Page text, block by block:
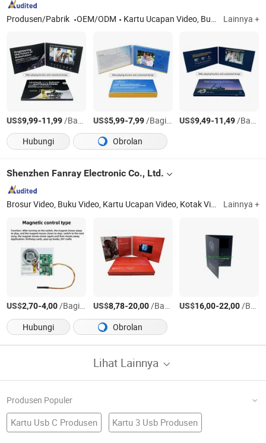
Produsen/Pabrik OEM/ODM Kartu Ucapan Video, Buku Video Digital, Kartu Ucapan LCD, Kartu Undangan Pernikahan, Kotak Video & Hadiah Lainnya +
US$9,99-11,99/Bagian US$5,99-7,99/Bagian US$9,49-11,49/Bagian
Hubungi
Obrolan
Shenzhen Fanray Electronic Co., Ltd.
Brosur Video, Buku Video, Kartu Ucapan Video, Kotak Video, Folder Video, Kartu Undangan Video, Pemutar Iklan, Buku Lepas Video, Bingkai Foto Digital, Power Bank Lainnya +
US$2,70-4,00/Bagian US$8,78-20,00/Bagian US$16,00-22,00/Bagian
Hubungi
Obrolan
Lihat Lainnya
Produsen Populer
Kartu Usb C Produsen Kartu 3 Usb Produsen